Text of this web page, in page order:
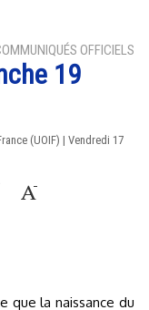
OFFICIELS
19
(UOIF) | Vendredi 17